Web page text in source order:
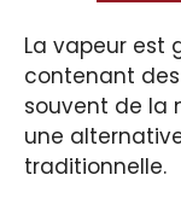
La vapeur est
contenant
souvent de la
une
traditionnelle.